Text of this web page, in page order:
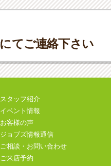
てご連絡下さい
スタッフ紹介
イベント情報
お客様の声
ジョブズ情報通信
ご相談・お問い合わせ
ご来店予約